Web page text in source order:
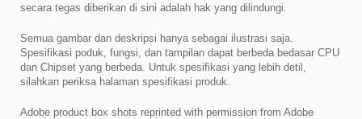
secara tegas diberikan di sini adalah hak yang dilindungi.
Semua gambar dan deskripsi hanya sebagai ilustrasi saja.
Spesifikasi poduk, fungsi, dan tampilan dapat berbeda bedasar CPU
dan Chipset yang berbeda. Untuk spesifikasi yang lebih detil,
silahkan periksa halaman spesifikasi produk.
Adobe product box shots reprinted with permission from Adobe